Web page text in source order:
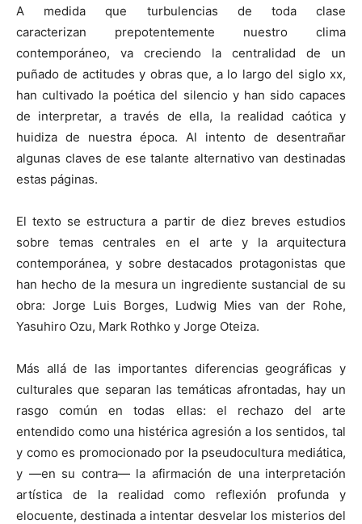
A medida que turbulencias de toda clase
caracterizan prepotentemente nuestro clima
contemporáneo, va creciendo la centralidad de un
puñado de actitudes y obras que, a lo largo del siglo xx,
han cultivado la poética del silencio y han sido capaces
de interpretar, a través de ella, la realidad caótica y
huidiza de nuestra época. Al intento de desentrañar
algunas claves de ese talante alternativo van destinadas
estas páginas.
El texto se estructura a partir de diez breves estudios
sobre temas centrales en el arte y la arquitectura
contemporánea, y sobre destacados protagonistas que
han hecho de la mesura un ingrediente sustancial de su
obra: Jorge Luis Borges, Ludwig Mies van der Rohe,
Yasuhiro Ozu, Mark Rothko y Jorge Oteiza.
Más allá de las importantes diferencias geográficas y
culturales que separan las temáticas afrontadas, hay un
rasgo común en todas ellas: el rechazo del arte
entendido como una histérica agresión a los sentidos, tal
y como es promocionado por la pseudocultura mediática,
y —en su contra— la afirmación de una interpretación
artística de la realidad como reflexión profunda y
elocuente, destinada a intentar desvelar los misterios del